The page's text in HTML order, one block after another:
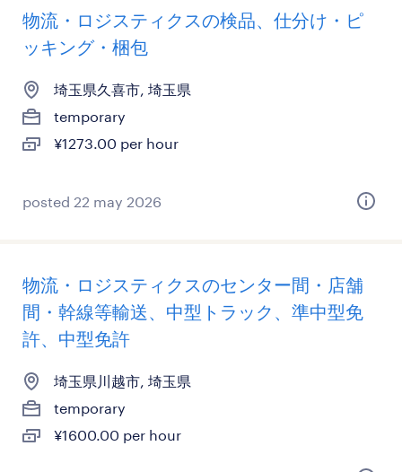
物流・ロジスティクスの検品、仕分け・ピ
ッキング・梱包
埼玉県久喜市, 埼玉県
temporary
¥1273.00 per hour
posted 22 may 2026
物流・ロジスティクスのセンター間・店舗
間・幹線等輸送、中型トラック、準中型免
許、中型免許
埼玉県川越市, 埼玉県
temporary
¥1600.00 per hour